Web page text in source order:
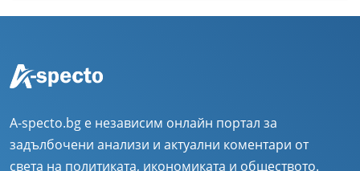
A-specto.bg е независим онлайн портал за
задълбочени анализи и актуални коментари от
света на политиката, икономиката и обществото.